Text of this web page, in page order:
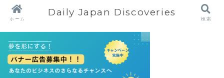
ホーム
Daily Japan Discoveries
検索